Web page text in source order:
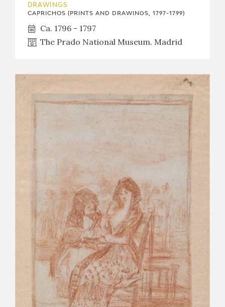
DRAWINGS
CAPRICHOS (PRINTS AND DRAWINGS, 1797-1799)
Ca. 1796 - 1797
The Prado National Museum. Madrid